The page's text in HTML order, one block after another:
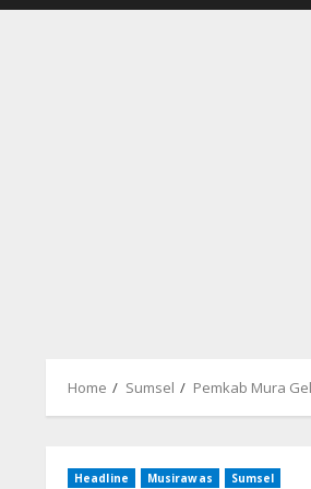
Home Sumsel Pemkab Mura
Headline Musirawas Sumsel